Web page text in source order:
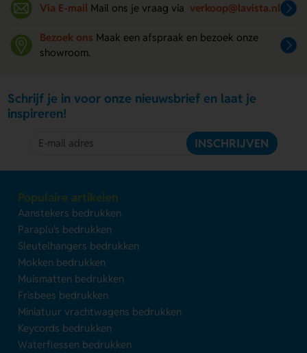
Via E-mail Mail ons je vraag via verkoop@lavista.nl
Bezoek ons Maak een afspraak en bezoek onze
showroom.
Schrijf je in voor onze nieuwsbrief en laat je
inspireren!
INSCHRIJVEN
Populaire artikelen
Aanstekers bedrukken
Paraplu's bedrukken
Sleutelhangers bedrukken
Mokken bedrukken
Muismatten bedrukken
Frisbees bedrukken
Miniatuur vrachtwagens bedrukken
Keycords bedrukken
Waterflessen bedrukken